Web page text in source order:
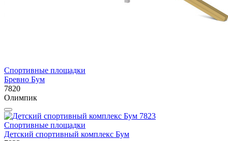
Спортивные площадки
Бревно Бум
7820
Олимпик
Спортивные площадки
Детский спортивный комплекс Бум